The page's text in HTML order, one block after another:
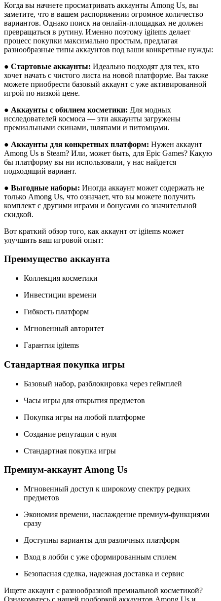
Когда вы начнете просматривать аккаунты Among Us, вы
заметите, что в вашем распоряжении огромное количество
вариантов. Однако поиск на онлайн-площадках не должен
превращаться в рутину. Именно поэтому igitems делает
процесс покупки максимально простым, предлагая
разнообразные типы аккаунтов под ваши конкретные нужды:
● Стартовые аккаунты: Идеально подходят для тех, кто
хочет начать с чистого листа на новой платформе. Вы также
можете приобрести базовый аккаунт с уже активированной
игрой по низкой цене.
● Аккаунты с обилием косметики: Для модных
исследователей космоса — эти аккаунты загружены
премиальными скинами, шляпами и питомцами.
● Аккаунты для конкретных платформ: Нужен аккаунт
Among Us в Steam? Или, может быть, для Epic Games? Какую
бы платформу вы ни использовали, у нас найдется
подходящий вариант.
● Выгодные наборы: Иногда аккаунт может содержать не
только Among Us, что означает, что вы можете получить
комплект с другими играми и бонусами со значительной
скидкой.
Вот краткий обзор того, как аккаунт от igitems может
улучшить ваш игровой опыт:
Преимущество аккаунта
Коллекция косметики
Инвестиции времени
Гибкость платформ
Мгновенный авторитет
Гарантия igitems
Стандартная покупка игры
Базовый набор, разблокировка через геймплей
Часы игры для открытия предметов
Покупка игры на любой платформе
Создание репутации с нуля
Стандартная покупка игры
Премиум-аккаунт Among Us
Мгновенный доступ к широкому спектру редких
предметов
Экономия времени, наслаждение премиум-функциями
сразу
Доступны варианты для различных платформ
Вход в лобби с уже сформированным стилем
Безопасная сделка, надежная доставка и сервис
Ищете аккаунт с разнообразной премиальной косметикой?
Ознакомьтесь с нашей подборкой аккаунтов Among Us и